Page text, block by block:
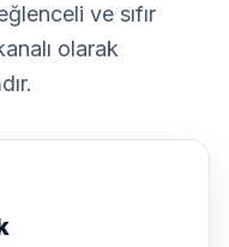
ve sıfır
olarak